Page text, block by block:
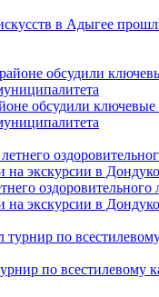
в Адыгее
обсудили
оздоровительного
экскурсии в
по всестилевому